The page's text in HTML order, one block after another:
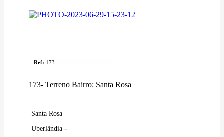
Ref: 173
173- Terreno Bairro: Santa Rosa
Santa Rosa
Uberlândia -